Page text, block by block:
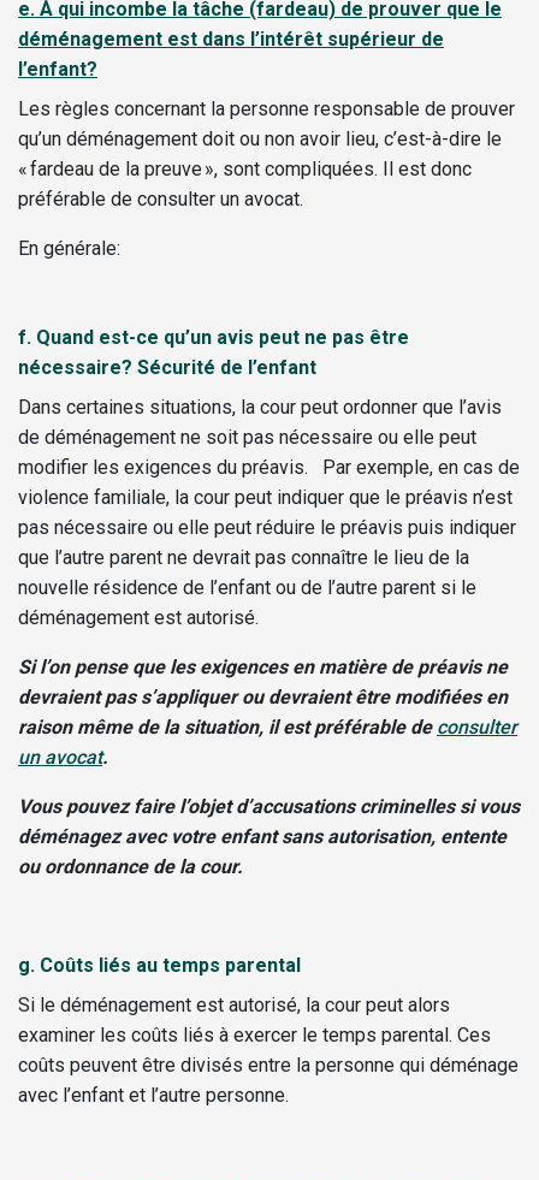
e. À qui incombe la tâche (fardeau) de prouver que le
déménagement est dans l’intérêt supérieur de
l’enfant?
Les règles concernant la personne responsable de prouver
qu’un déménagement doit ou non avoir lieu, c’est-à-dire le
« fardeau de la preuve », sont compliquées. Il est donc
préférable de consulter un avocat.
En générale:
f. Quand est-ce qu’un avis peut ne pas être
nécessaire? Sécurité de l’enfant
Dans certaines situations, la cour peut ordonner que l’avis
de déménagement ne soit pas nécessaire ou elle peut
modifier les exigences du préavis. Par exemple, en cas de
violence familiale, la cour peut indiquer que le préavis n’est
pas nécessaire ou elle peut réduire le préavis puis indiquer
que l’autre parent ne devrait pas connaître le lieu de la
nouvelle résidence de l’enfant ou de l’autre parent si le
déménagement est autorisé.
Si l’on pense que les exigences en matière de préavis ne
devraient pas s’appliquer ou devraient être modifiées en
raison même de la situation, il est préférable de consulter
un avocat.
Vous pouvez faire l’objet d’accusations criminelles si vous
déménagez avec votre enfant sans autorisation, entente
ou ordonnance de la cour.
g. Coûts liés au temps parental
Si le déménagement est autorisé, la cour peut alors
examiner les coûts liés à exercer le temps parental. Ces
coûts peuvent être divisés entre la personne qui déménage
avec l’enfant et l’autre personne.